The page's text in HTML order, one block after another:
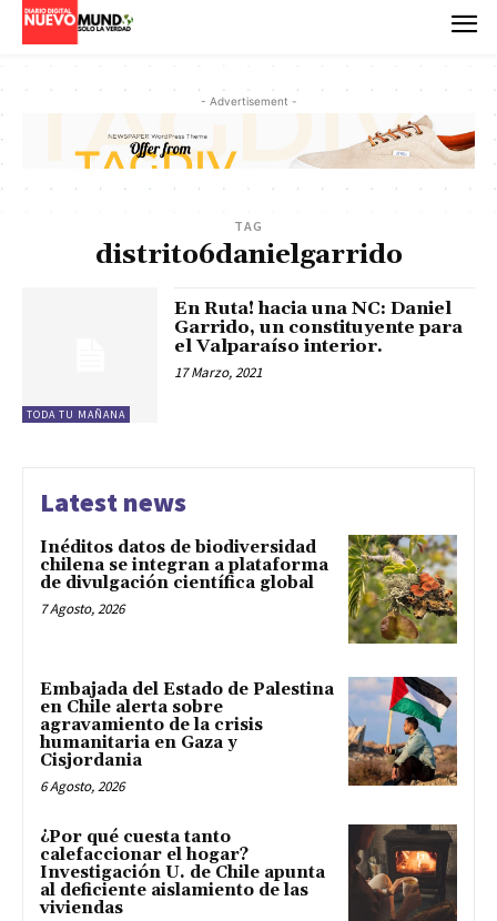
- Advertisement -
TAG
distrito6danielgarrido
TODA TU MAÑANA
En Ruta! hacia una NC: Daniel
Garrido, un constituyente para
el Valparaíso interior.
17 Marzo, 2021
Latest news
Inéditos datos de biodiversidad
chilena se integran a plataforma
de divulgación científica global
7 Agosto, 2026
Embajada del Estado de Palestina
en Chile alerta sobre
agravamiento de la crisis
humanitaria en Gaza y
Cisjordania
6 Agosto, 2026
¿Por qué cuesta tanto
calefaccionar el hogar?
Investigación U. de Chile apunta
al deficiente aislamiento de las
viviendas